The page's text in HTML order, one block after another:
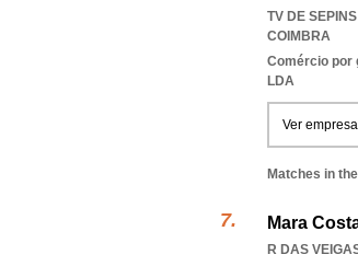
TV DE
COIMBRA
Comércio por
LDA
Ver empresa
Matches in
Mara
R DAS